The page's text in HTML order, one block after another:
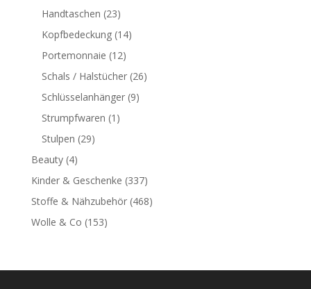
Handtaschen (23)
Kopfbedeckung (14)
Portemonnaie (12)
Schals / Halstücher (26)
Schlüsselanhänger (9)
Strumpfwaren (1)
Stulpen (29)
Beauty (4)
Kinder & Geschenke (337)
Stoffe & Nähzubehör (468)
Wolle & Co (153)